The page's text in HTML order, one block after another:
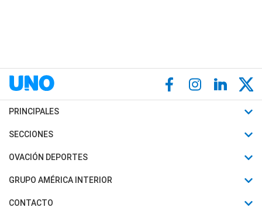
PRINCIPALES
Últimas Noticias
Política
Judiciales
SECCIONES
Horóscopo
Motores
OVACIÓN DEPORTES
Fútbol
Mundial
GRUPO AMÉRICA INTERIOR
Canal 7 en Vivo
CONTACTO